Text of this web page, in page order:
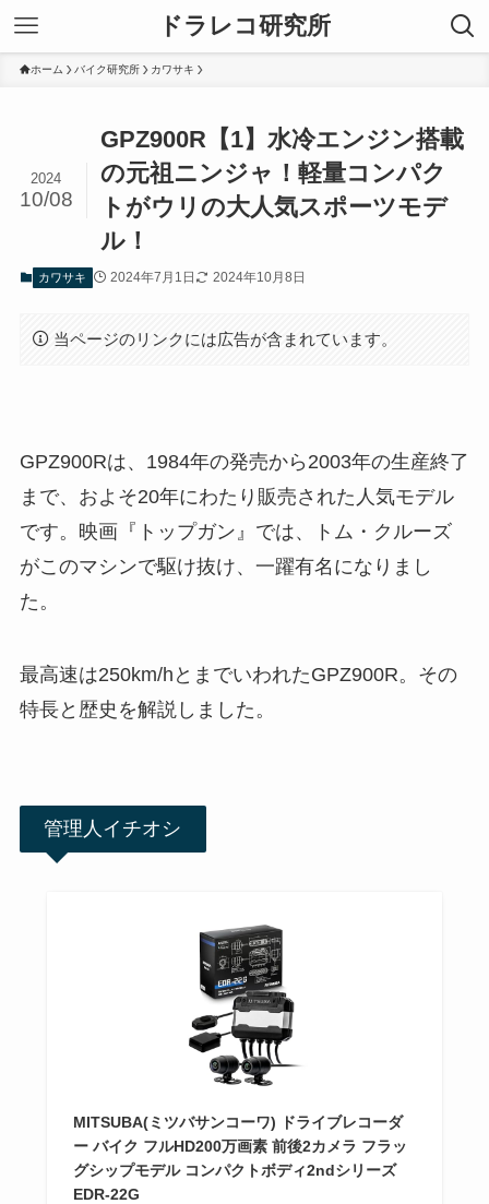
ドラレコ研究所
ホーム バイク研究所 カワサキ
GPZ900R【1】水冷エンジン搭載
の元祖ニンジャ！軽量コンパク
トがウリの大人気スポーツモデ
ル！
2024
10/08
カワサキ 2024年7月1日 2024年10月8日
当ページのリンクには広告が含まれています。
GPZ900Rは、1984年の発売から2003年の生産終了
まで、およそ20年にわたり販売された人気モデル
です。映画『トップガン』では、トム・クルーズ
がこのマシンで駆け抜け、一躍有名になりまし
た。
最高速は250km/hとまでいわれたGPZ900R。その
特長と歴史を解説しました。
管理人イチオシ
MITSUBA(ミツバサンコーワ) ドライブレコーダ
ー バイク フルHD200万画素 前後2カメラ フラッ
グシップモデル コンパクトボディ2ndシリーズ
EDR-22G